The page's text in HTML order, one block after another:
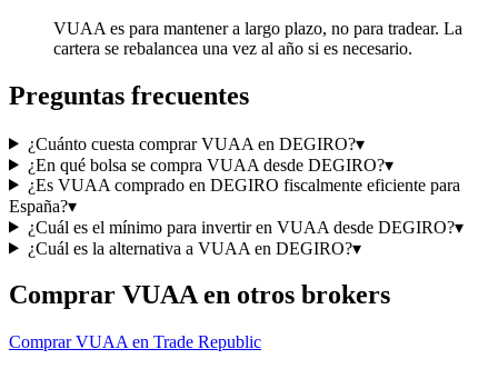
VUAA es para mantener a largo plazo, no para tradear. La
cartera se rebalancea una vez al año si es necesario.
Preguntas frecuentes
¿Cuánto cuesta comprar VUAA en DEGIRO?▾
¿En qué bolsa se compra VUAA desde DEGIRO?▾
¿Es VUAA comprado en DEGIRO fiscalmente eficiente para
España?▾
¿Cuál es el mínimo para invertir en VUAA desde DEGIRO?▾
¿Cuál es la alternativa a VUAA en DEGIRO?▾
Comprar VUAAen otros brokers
ComprarVUAA en Trade Republic